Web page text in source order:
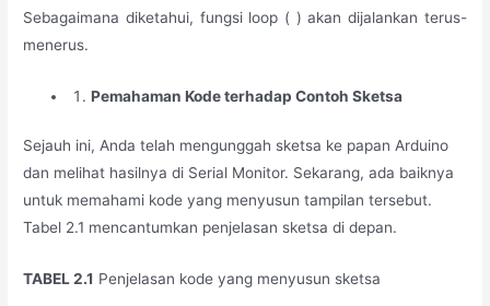
Sebagaimana diketahui, fungsi loop ( ) akan dijalankan terus-
menerus.
Pemahaman Kode terhadap Contoh Sketsa
Sejauh ini, Anda telah mengunggah sketsa ke papan Arduino
dan melihat hasilnya di Serial Monitor. Sekarang, ada baiknya
untuk memahami kode yang menyusun tampilan tersebut.
Tabel 2.1 mencantumkan penjelasan sketsa di depan.
TABEL 2.1 Penjelasan kode yang menyusun sketsa